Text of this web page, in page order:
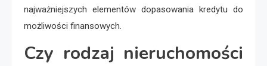
najważniejszych elementów dopasowania kredytu do
możliwości finansowych.
Czy rodzaj nieruchomości